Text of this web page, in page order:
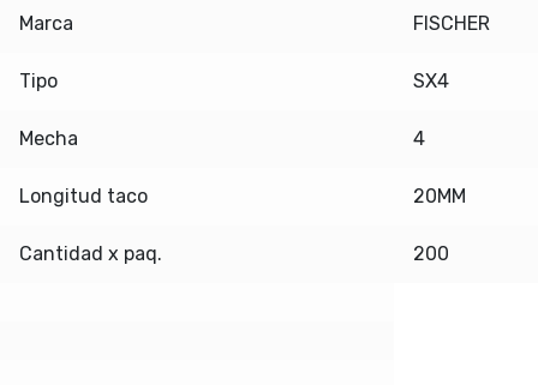
Marca FISCHER
Tipo SX4
Mecha 4
Longitud taco 20MM
Cantidad x paq. 200